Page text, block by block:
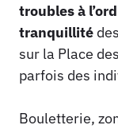
troubles à
tranquillité
sur la Place
parfois des
Bouletterie,